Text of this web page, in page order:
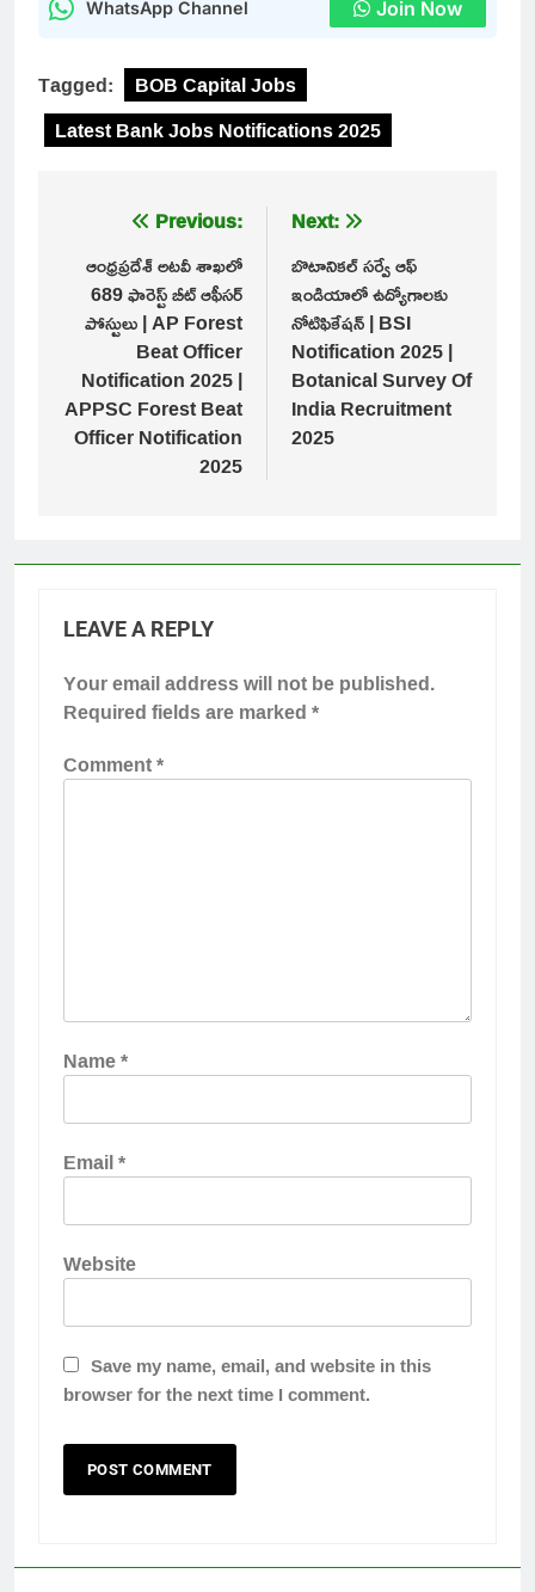
WhatsApp Channel Join Now
Tagged:
BOB Capital Jobs
Latest Bank Jobs Notifications 2025
navigation
Previous:
ఆంధ్రప్రదేశ్ అటవీ శాఖలో
689 ఫారెస్ట్ బీట్ ఆఫీసర్
పోస్టులు | AP Forest
Beat Officer
Notification 2025 |
APPSC Forest Beat
Officer Notification
2025
Next:
బొటానికల్ సర్వే ఆఫ్
ఇండియాలో ఉద్యోగాలకు
నోటిఫికేషన్ | BSI
Notification 2025 |
Botanical Survey Of
India Recruitment
2025
LEAVE A REPLY
Your email address will not be published.
Required fields are marked*
Comment*
Name*
Email*
Website
Save my name, email, and website in this
browser for the next time I comment.